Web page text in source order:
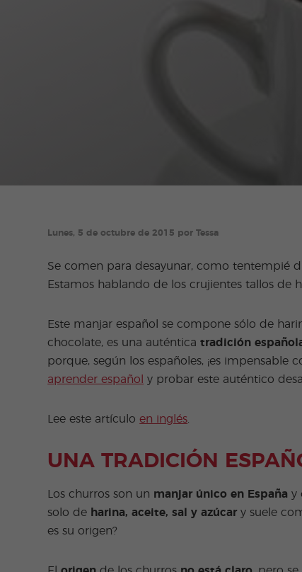
Lunes, 5 de octubre de 2015 por Tessa
Se comen para desayunar, como tentempié
Estamos hablando de los crujientes tallos
Este manjar español se compone sólo de
chocolate, es una auténticatradición
porque, según los españoles, ¡es impensable
aprender español
y probar este auténtico
Lee este artículoen inglés
UNA TRADICIÓN
Los churros son un manjar único en España y
solo de harina, aceite, sal y azúcary suele
es su origen?